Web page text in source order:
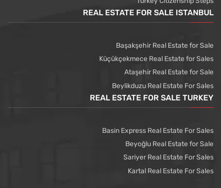
REAL ESTATE FOR SALE ISTANBUL
Başakşehir Real Estate for Sale
Küçükçekmece Real Estate for Sales
Ataşehir Real Estate for Sale
Beylikduzu Real Estate For Sales
REAL ESTATE FOR SALE TURKEY
Basin Express Real Estate For Sales
Beyoğlu Real Estate for Sale
Sariyer Real Estate For Sales
Kartal Real Estate For Sales